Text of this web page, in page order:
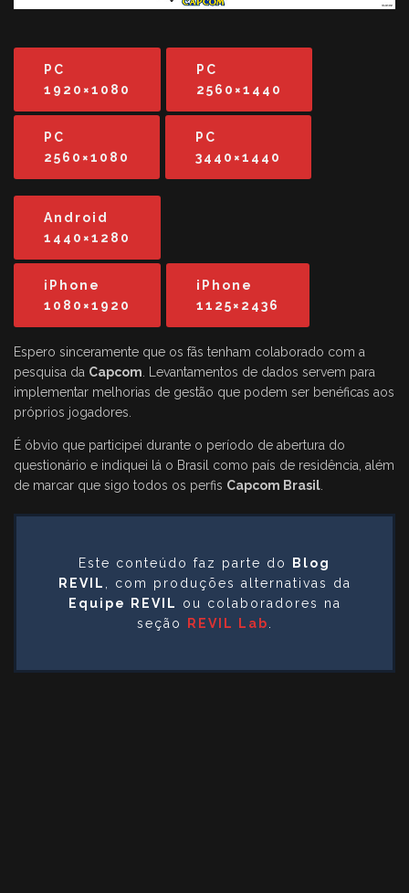
PC
1920×1080
PC
2560×1440
PC
2560×1080
PC
3440×1440
Android
1440×1280
iPhone
1080×1920
iPhone
1125×2436
Espero sinceramente que os fãs tenham colaborado com a
pesquisa da Capcom . Levantamentos de dados servem para
implementar melhorias de gestão que podem ser benéficas aos
próprios jogadores.
É óbvio que participei durante o período de abertura do
questionário e indiquei lá o Brasil como país de residência, além
de marcar que sigo todos os perfis Capcom Brasil
Este conteúdo faz parte do Blog
REVIL
, com produções alternativas da
Equipe REVIL
ou colaboradores na
seção REVIL Lab